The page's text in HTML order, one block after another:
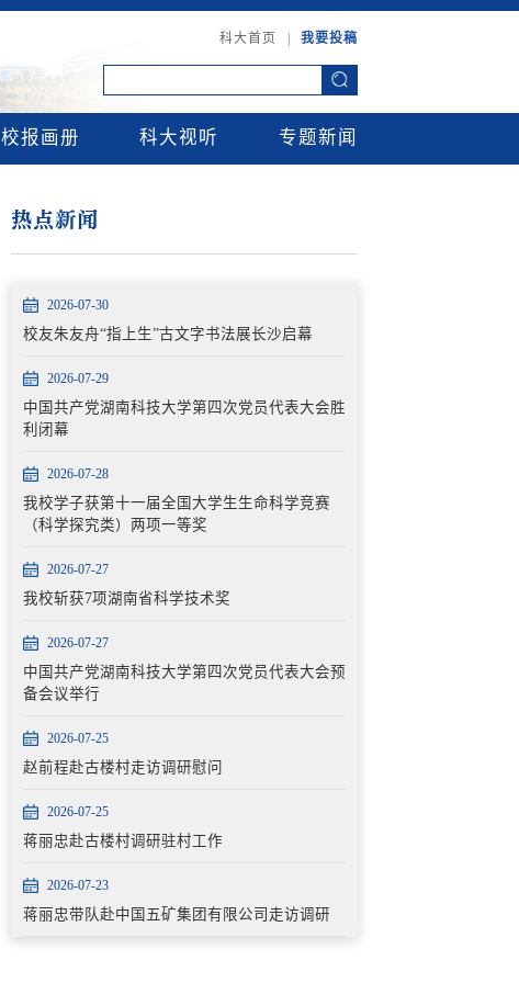
科大首页 | 我要投稿
校报画册 科大视听 专题新闻
热点新闻
2026-07-30
校友朱友舟“指上生”古文字书法展长沙启幕
2026-07-29
中国共产党湖南科技大学第四次党员代表大会胜
利闭幕
2026-07-28
我校学子获第十一届全国大学生生命科学竞赛
（科学探究类）两项一等奖
2026-07-27
我校斩获7项湖南省科学技术奖
2026-07-27
中国共产党湖南科技大学第四次党员代表大会预
备会议举行
2026-07-25
赵前程赴古楼村走访调研慰问
2026-07-25
蒋丽忠赴古楼村调研驻村工作
2026-07-23
蒋丽忠带队赴中国五矿集团有限公司走访调研